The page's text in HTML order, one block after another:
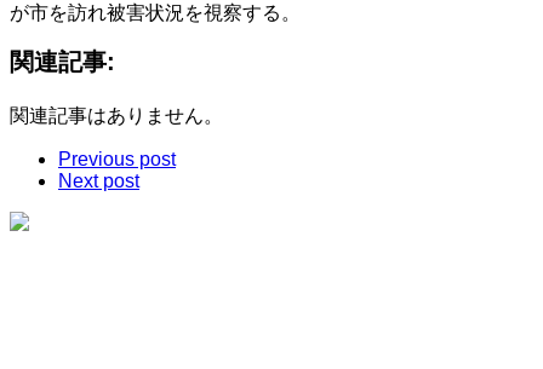
が市を訪れ被害状況を視察する。
関連記事:
関連記事はありません。
Previous post
Next post